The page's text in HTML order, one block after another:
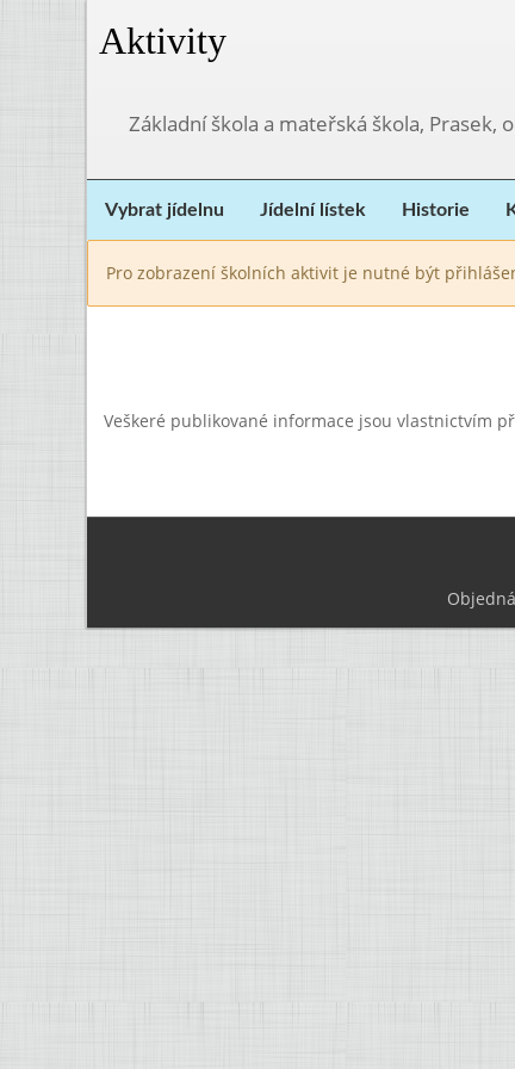
Aktivity
Základní škola a mateřská škola, Prasek,
Vybrat jídelnu Jídelní lístek Historie
Pro zobrazení školních aktivit je nutné být
Veškeré publikované informace jsou vlastnictvím